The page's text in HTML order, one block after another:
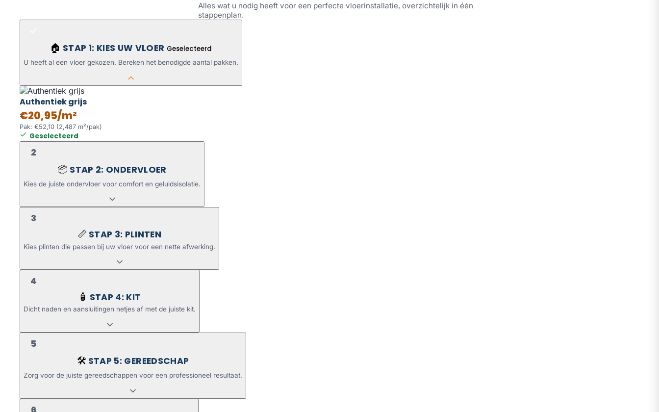
Alles wat u nodig heeft voor een perfecte vloerinstallatie, overzichtelijk in één
stappenplan.
🏠 STAP 1: KIES UW VLOER Geselecteerd
U heeft al een vloer gekozen. Bereken het benodigde aantal pakken.
Authentiek grijs
€20,95/m²
Pak: €52,10 (2,487 m²/pak)
Geselecteerd
2
📦 STAP 2: ONDERVLOER
Kies de juiste ondervloer voor comfort en geluidsisolatie.
3
📏 STAP 3: PLINTEN
Kies plinten die passen bij uw vloer voor een nette afwerking.
4
🧴 STAP 4: KIT
Dicht naden en aansluitingen netjes af met de juiste kit.
5
🛠️ STAP 5: GEREEDSCHAP
Zorg voor de juiste gereedschappen voor een professioneel resultaat.